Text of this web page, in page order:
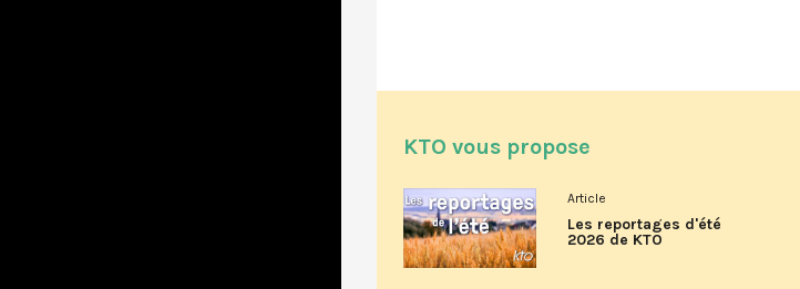
KTO vous propose
Article
Les reportages d'été
2026 de KTO